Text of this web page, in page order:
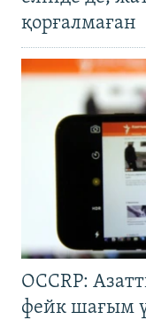
қорғалмаған
OCCRP:
фейк шағым